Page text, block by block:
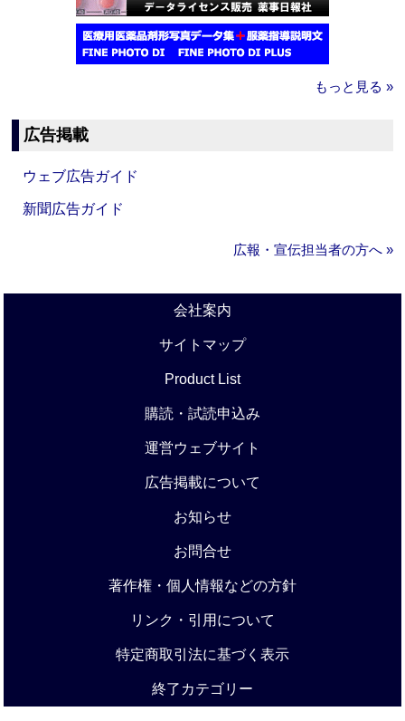
もっと見る »
広告掲載
ウェブ広告ガイド
新聞広告ガイド
広報・宣伝担当者の方へ »
会社案内
サイトマップ
Product List
購読・試読申込み
運営ウェブサイト
広告掲載について
お知らせ
お問合せ
著作権・個人情報などの方針
リンク・引用について
特定商取引法に基づく表示
終了カテゴリー